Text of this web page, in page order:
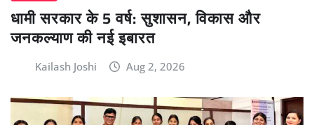
धामी सरकार के 5 वर्ष: सुशासन, विकास और
जनकल्याण की नई इबारत
Kailash Joshi Aug 2, 2026